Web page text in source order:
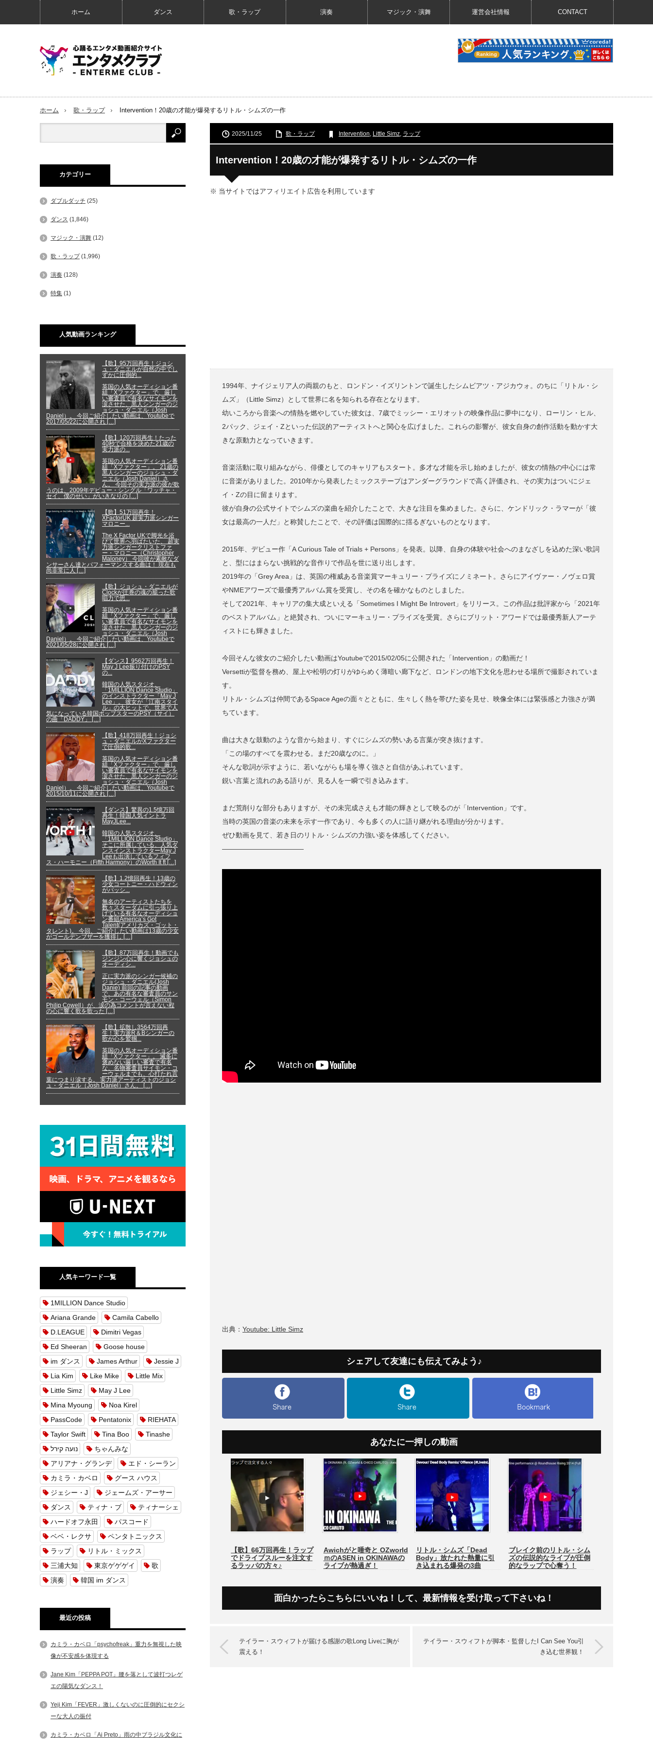
ホーム ダンス 歌・ラップ 演奏 マジック・演舞 運営会社情報 CONTACT
ホーム 歌・ラップ Intervention！20歳の才能が爆発するリトル・シムズの一作
2025/11/25 歌・ラップ Intervention, Little Simz, ラップ
Intervention！20歳の才能が爆発するリトル・シムズの一作
※ 当サイトではアフィリエイト広告を利用しています
1994年、ナイジェリア人の両親のもと、ロンドン・イズリントンで誕生したシムビアツ・アジカウォ。のちに「リトル・シ
ムズ」（Little Simz）として世界に名を知られる存在となります。
幼いころから音楽への情熱を燃やしていた彼女は、7歳でミッシー・エリオットの映像作品に夢中になり、ローリン・ヒル、
2パック、ジェイ・Zといった伝説的アーティストへと関心を広げました。これらの影響が、彼女自身の創作活動を動かす大
きな原動力となっていきます。
音楽活動に取り組みながら、俳優としてのキャリアもスタート。多才な才能を示し始めましたが、彼女の情熱の中心には常
に音楽がありました。2010年から発表したミックステープはアンダーグラウンドで高く評価され、その実力はついにジェ
イ・Zの目に留まります。
彼が自身の公式サイトでシムズの楽曲を紹介したことで、大きな注目を集めました。さらに、ケンドリック・ラマーが「彼
女は最高の一人だ」と称賛したことで、その評価は国際的に揺るぎないものとなります。
2015年、デビュー作「A Curious Tale of Trials + Persons」を発表。以降、自身の体験や社会へのまなざしを込めた深い歌詞
と、型にはまらない挑戦的な音作りで作品を世に送り出します。
2019年の「Grey Area」は、英国の権威ある音楽賞マーキュリー・プライズにノミネート。さらにアイヴァー・ノヴェロ賞
やNMEアワーズで最優秀アルバム賞を受賞し、その名を確かなものとしました。
そして2021年、キャリアの集大成といえる「Sometimes I Might Be Introvert」をリリース。この作品は批評家から「2021年
のベストアルバム」と絶賛され、ついにマーキュリー・プライズを受賞。さらにブリット・アワードでは最優秀新人アーテ
ィストにも輝きました。
今回そんな彼女のご紹介したい動画はYoutubeで2015/02/05に公開された「Intervention」の動画だ！
Versettiが監督を務め、屋上や松明の灯りがゆらめく薄暗い廊下など、ロンドンの地下文化を思わせる場所で撮影されていま
す。
リトル・シムズは仲間であるSpace Ageの面々とともに、生々しく熱を帯びた姿を見せ、映像全体には緊張感と力強さが満
ちています。
曲は大きな鼓動のような音から始まり、すぐにシムズの勢いある言葉が突き抜けます。
「この場のすべてを震わせる。まだ20歳なのに。」
そんな歌詞が示すように、若いながらも場を導く強さと自信があふれています。
鋭い言葉と流れのある語りが、見る人を一瞬で引き込みます。
まだ荒削りな部分もありますが、その未完成さえも才能の輝きとして映るのが「Intervention」です。
当時の英国の音楽の未来を示す一作であり、今も多くの人に語り継がれる理由が分かります。
ぜひ動画を見て、若き日のリトル・シムズの力強い姿を体感してください。
————————————
出典： Youtube: Little Simz
シェアして友達にも伝えてみよう♪
あなたに一押しの動画
【歌】66万回再生！ラップ
でドライブスルーを注文す
るラッパの方々♪
Awichがと唾奇と OZworld
ｍのASEN in OKINAWAの
ライブが熱過ぎ！
リトル・シムズ「Dead
Body」放たれた熱量に引
き込まれる爆発の3曲
ブレイク前のリトル・シム
ズの伝説的なライブが圧倒
的なラップで心奪う！
面白かったらこちらにいいね！して、最新情報を受け取って下さいね！
テイラー・スウィフトが届ける感謝の歌Long Liveに胸が
震える！
テイラー・スウィフトが脚本・監督したI Can See You引
き込む世界観！
カテゴリー
ダブルダッチ (25)
ダンス (1,846)
マジック・演舞 (12)
歌・ラップ(1,996)
演奏 (128)
特集 (1)
人気動画ランキング
【歌】95万回再生！ジョシ
ュ・ダニエルが自然の中でし
ずかに圧倒的...
英国の人気オーディション番
組「Xファクター」で、厳し
い審査員で有名なサイモンを
涙させた、黒人シンガーのジ
ョシュ・ダニエル（Josh
Daniel）。 今回ご紹介したい動画は、Youtubeで
2017/05/22に公開され […]
【歌】120万回再生！たった
40秒で合格を決めた21歳の
実力派の...
英国の人気オーディション番
組「Xファクター」。 21歳の
黒人シンガーのジョシュ・ダ
ニエル（Josh Daniel）さ
ん。 今回その実力派の彼が歌
うのは、2009年デビュー・シングル「ワッチャ・
セイ、僕のせい」がいきなりの […]
【歌】51万回再生！
XFactorUK 超実力派シンガー
マロニー...
The X Factor UKで脚光を浴
びて世界へ羽ばたいた、 超実
力派シンガークリストファ
ー・マロニー（Christopher
Maloney） 今回彼が素敵なダ
ンサーさん達とパフォーマンスする曲は！ 現在も
尚非常に人 […]
【歌】ジョシュ・ダニエルが
Clockが圧巻の魂の籠った歌
唱力で思...
英国の人気オーディション番
組「Xファクター」で、厳し
い審査員で有名なサイモンを
涙させた、黒人シンガーのジ
ョシュ・ダニエル（Josh
Daniel）。 今回ご紹介したい動画は、Youtubeで
2021/05/28に公開され […]
【ダンス】9562万回再生！
May J Lee振り付けのPSY
の...
韓国の人気スタジオ、
「1MILLION Dance Studio」
のインストラクター「May J
Lee」。 彼女が「江南スタイ
ル」の大ヒットで、世界で人
気になっている韓国ポップスターのPSY（サイ）
の曲「DADDY」 […]
【歌】418万回再生！ジョシ
ュ・ダニエルがXファクター
で圧倒的歌...
英国の人気オーディション番
組「Xファクター」で、厳し
い審査員で有名なサイモンを
涙させた、黒人シンガーのジ
ョシュ・ダニエル（Josh
Daniel）。 今回ご紹介したい動画は、Youtubeで
2015/10/11に公開され […]
【ダンス】驚異の1.5憶万回
再生！韓国人気イントラ
MayJLee...
韓国の人気スタジオ、
「1MILLION Dance Studio」
そこに所属している、人気ダ
ンスインストラクターMay J
Leeも出演しているフィフ
ス・ハーモニー（Fifth Harmony）のWorth It ft […]
【歌】1.2憶回再生！13歳の
少女コートニー・ハドウィン
がパッシ...
無名のアーティストたちを
数々スターダムに引っ張り上
げている有名なオーディショ
ン番組America’s Got
Talent(アメリカズ・ゴット・
タレント)。 今回、ご紹介したい動画は13歳の少女
がゴールデンブザーを獲得し […]
【歌】87万回再生！動画でも
ジンジン心に響くジョシュの
オーディシ...
正に実力派のシンガー候補の
ジョシュ・ダニエル(Josh
Danie) 前回の記事の動画
で、あの有名な審査員のサン
モン・コーウェル（Simon
Philip Cowell）が、涙の為コメントが言えない程
の心に響く歌を歌った […]
【歌】拡散し3564万回再
生！実力派R＆Bシンガーの
歌が心を鷲掴...
英国の人気オーディション番
組「Xファクター」。 滅多に
褒めない厳しい審査で有名
な、名物審査員サイモン・コ
ーウェルまでも、心打たれ言
葉につまり涙する。 実力派アーティストのジョシ
ュ・ダニエル（Josh Daniel）さん。 […]
人気キーワード一覧
1MILLION Dance Studio
Ariana Grande
Camila Cabello
D.LEAGUE
Dimitri Vegas
Ed Sheeran
Goose house
im ダンス
James Arthur
Jessie J
Lia Kim
Like Mike
Little Mix
Little Simz
May J Lee
Mina Myoung
Noa Kirel
PassCode
Pentatonix
RIEHATA
Taylor Swift
Tina Boo
Tinashe
נועה קירל
ちゃんみな
アリアナ・グランデ
エド・シーラン
カミラ・カベロ
グース ハウス
ジェシー・J
ジェームズ・アーサー
ダンス
ティナ・ブ
ティナーシェ
ハードオフ永田
パスコード
ベベ・レクサ
ペンタトニックス
ラップ
リトル・ミックス
三浦大知
東京ゲゲゲイ
歌
演奏
韓国 im ダンス
最近の投稿
カミラ・カベロ「psychofreak」重力を無視した映
像が不安感を体現する
Jane Kim「PEPPA POT」腰を落として波打つレゲ
エの陽気なダンス！
Yeji Kim「FEVER」激しくないのに圧倒的にセクシ
ーな大人の振付
カミラ・カベロ「Ai Preto」雨の中ブラジル文化に